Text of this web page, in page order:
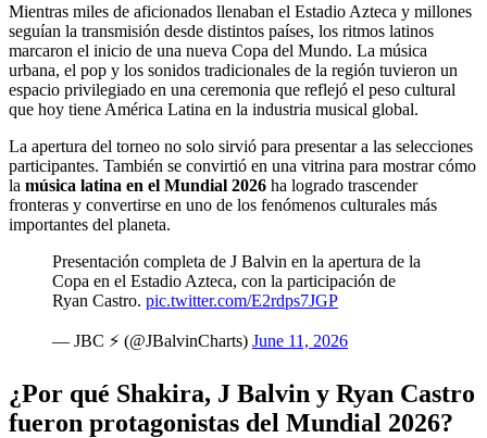
Mientras miles de aficionados llenaban el Estadio Azteca y millones
seguían la transmisión desde distintos países, los ritmos latinos
marcaron el inicio de una nueva Copa del Mundo. La música
urbana, el pop y los sonidos tradicionales de la región tuvieron un
espacio privilegiado en una ceremonia que reflejó el peso cultural
que hoy tiene América Latina en la industria musical global.
La apertura del torneo no solo sirvió para presentar a las selecciones
participantes. También se convirtió en una vitrina para mostrar cómo
la música latina en el Mundial 2026 ha logrado trascender
fronteras y convertirse en uno de los fenómenos culturales más
importantes del planeta.
Presentación completa de J Balvin en la apertura de la
Copa en el Estadio Azteca, con la participación de
Ryan Castro. pic.twitter.com/E2rdps7JGP
— JBC ⚡️ (@JBalvinCharts) June 11, 2026
¿Por qué Shakira, J Balvin y Ryan Castro
fueron protagonistas del Mundial 2026?